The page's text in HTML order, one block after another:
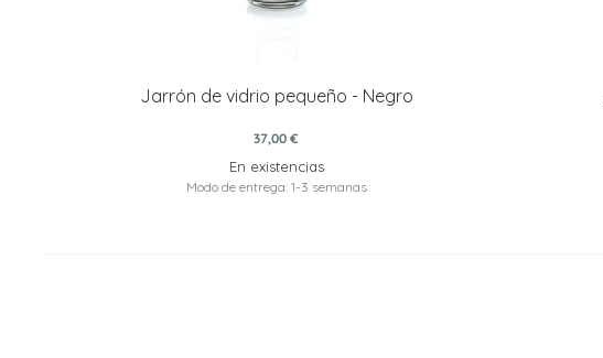
Jarrón de vidrio pequeño - Negro
37,00 €
En existencias
Modo de entrega: 1-3 semanas